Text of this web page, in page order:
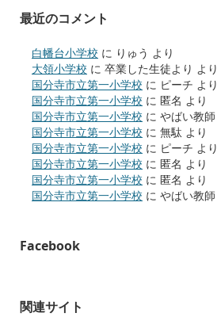
最近のコメント
白幡台小学校 に りゅう より
大領小学校 に 卒業した生徒より より
国分寺市立第一小学校 に ピーチ より
国分寺市立第一小学校 に 匿名 より
国分寺市立第一小学校 に やばい教師
国分寺市立第一小学校 に 無駄 より
国分寺市立第一小学校 に ピーチ より
国分寺市立第一小学校 に 匿名 より
国分寺市立第一小学校 に 匿名 より
国分寺市立第一小学校 に やばい教師
Facebook
関連サイト